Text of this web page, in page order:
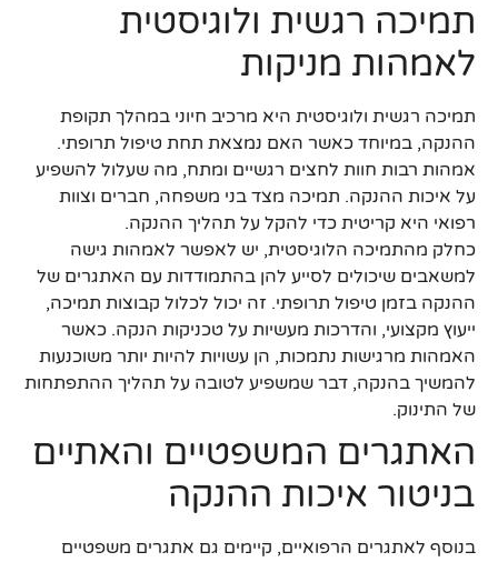
תמיכה רגשית ולוגיסטית
לאמהות מניקות
תמיכה רגשית ולוגיסטית היא מרכיב חיוני במהלך תקופת
ההנקה, במיוחד כאשר האם נמצאת תחת טיפול תרופתי.
אמהות רבות חוות לחצים רגשיים ומתח, מה שעלול להשפיע
על איכות ההנקה. תמיכה מצד בני משפחה, חברים וצוות
רפואי היא קריטית כדי להקל על תהליך ההנקה.
כחלק מהתמיכה הלוגיסטית, יש לאפשר לאמהות גישה
למשאבים שיכולים לסייע להן בהתמודדות עם האתגרים של
ההנקה בזמן טיפול תרופתי. זה יכול לכלול קבוצות תמיכה,
ייעוץ מקצועי, והדרכות מעשיות על טכניקות הנקה. כאשר
האמהות מרגישות נתמכות, הן עשויות להיות יותר משוכנעות
להמשיך בהנקה, דבר שמשפיע לטובה על תהליך ההתפתחות
של התינוק.
האתגרים המשפטיים והאתיים
בניטור איכות ההנקה
בנוסף לאתגרים הרפואיים, קיימים גם אתגרים משפטיים